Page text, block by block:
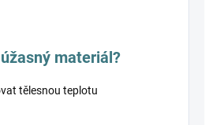
materiál?
tělesnou teplotu